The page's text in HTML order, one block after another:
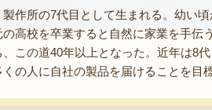
作所の7代目として生まれる。幼い
高校を卒業すると自然に家業を手
この道40年以上となった。近年は8
の人に自社の製品を届けることを目